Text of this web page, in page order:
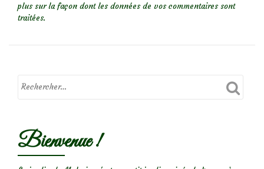
plus sur la façon dont les données de vos commentaires sont
traitées.
Bienvenue !